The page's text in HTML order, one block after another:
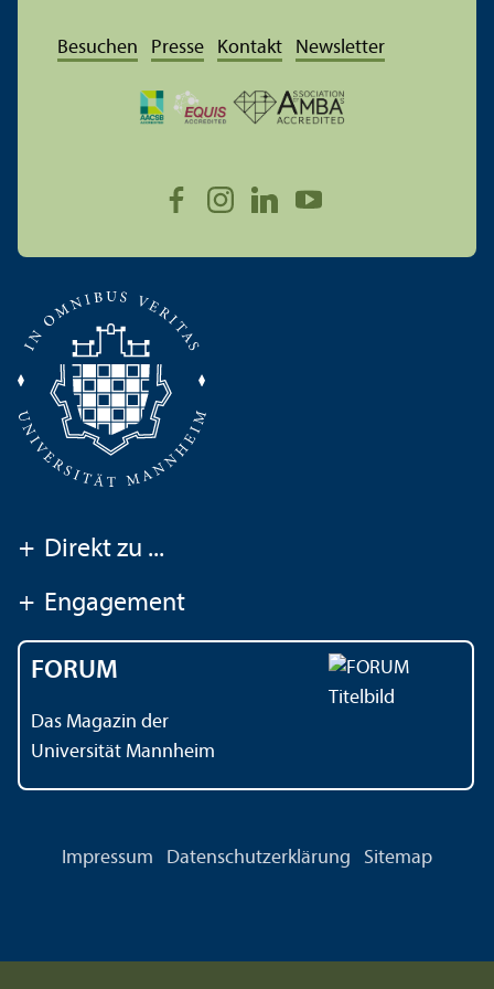
Besuchen Presse Kontakt Newsletter
+ Direkt zu ...
+ Engagement
FORUM
Das Magazin der
Universität Mannheim
Impressum Datenschutz­erklärung Sitemap